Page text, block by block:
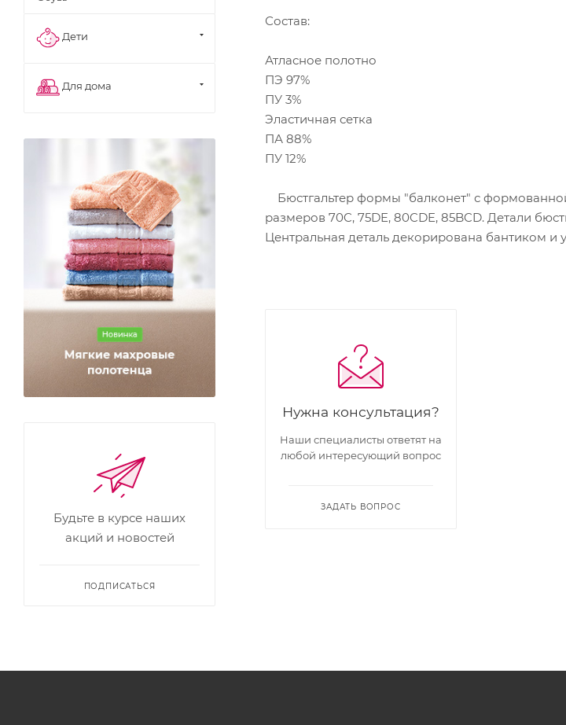
Состав:
Атласное полотно
ПЭ 97%
ПУ 3%
Эластичная сетка
ПА 88%
ПУ 12%
Бюстгальтер формы "балконет" с
размеров 70C, 75DE, 80CDE, 85BCD. Детали
Центральная деталь декорирована бантиком
Нужна консультация?
Наши специалисты ответят на
любой интересующий вопрос
ЗАДАТЬ ВОПРОС
Дети
Для дома
Будьте в курсе наших
акций и новостей
ПОДПИСАТЬСЯ